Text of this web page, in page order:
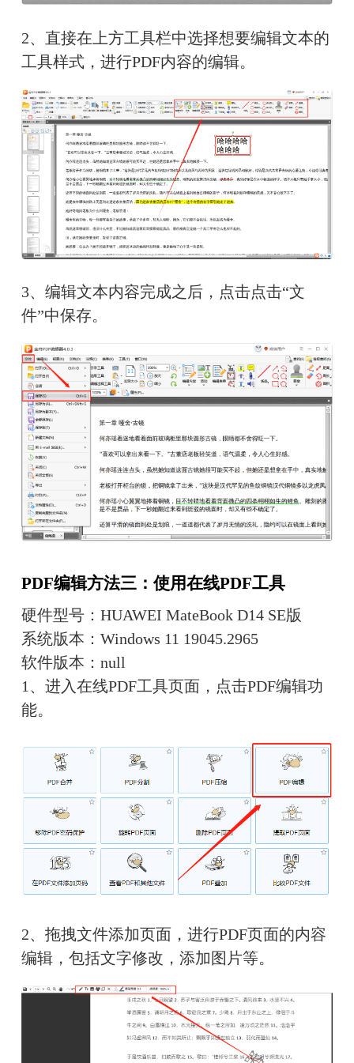
2、直接在上方工具栏中选择想要编辑文本的
工具样式，进行PDF内容的编辑。
3、编辑文本内容完成之后，点击点击“文
件”中保存。
PDF编辑方法三：使用在线PDF工具
硬件型号：HUAWEI MateBook D14 SE版
系统版本：Windows 11 19045.2965
软件版本：null
1、进入在线PDF工具页面，点击PDF编辑功
能。
2、拖拽文件添加页面，进行PDF页面的内容
编辑，包括文字修改，添加图片等。